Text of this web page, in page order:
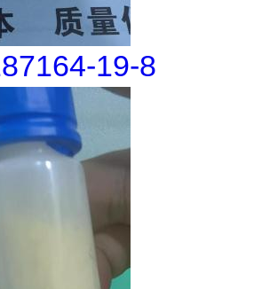
19-8